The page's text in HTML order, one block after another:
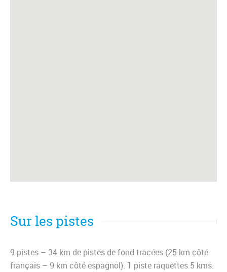
Sur les pistes
9 pistes – 34 km de pistes de fond tracées (25 km côté
français – 9 km côté espagnol). 1 piste raquettes 5 kms.